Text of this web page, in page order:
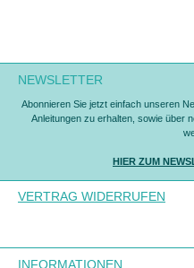
NEWSLETTER
Abonnieren Sie jetzt einfach unseren
Anleitungen zu erhalten, sowie über
HIER ZUM
VERTRAG WIDERRUFEN
INFORMATIONEN